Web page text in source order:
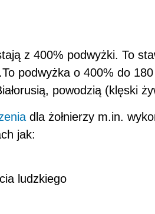
z 400% podwyżki. To
podwyżka o 400% do 180
powodzią (klęski
dla żołnierzy m.in.
jak:
ludzkiego